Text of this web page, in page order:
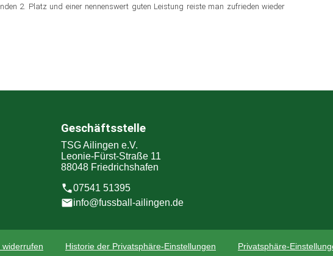
2. Platz und einer nennenswert guten Leistung reiste man zufrieden wieder
Geschäftsstelle
TSG Ailingen e.V.
Leonie-Fürst-Straße 11
88048 Friedrichshafen
07541 51395
info@fussball-ailingen.de
widerrufen Historie der Privatsphäre-Einstellungen Privatsphäre-